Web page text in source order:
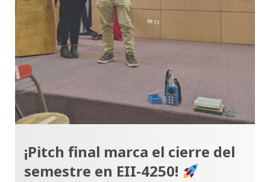
¡Pitch final marca el cierre del
semestre en EII-4250!